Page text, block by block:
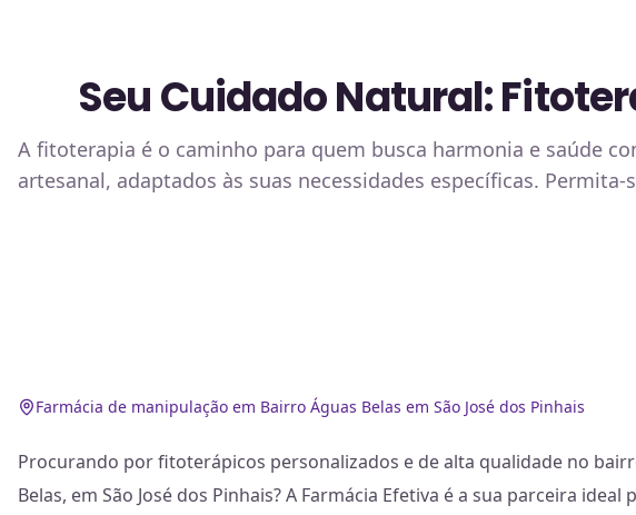
Seu Cuidado Natural:
A fitoterapia é o caminho para quem busca harmonia e saúde
artesanal, adaptados às suas necessidades específicas.
Farmácia de manipulação em Bairro Águas Belas em São José dos Pinhais
Procurando por fitoterápicos personalizados e de alta qualidade no
Belas, em São José dos Pinhais? A Farmácia Efetiva é a sua parceira ideal